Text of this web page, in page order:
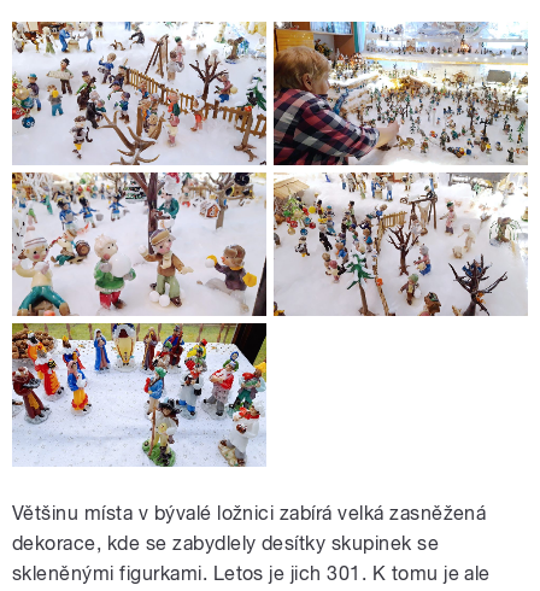
Většinu místa v bývalé ložnici zabírá velká zasněžená
dekorace, kde se zabydlely desítky skupinek se
skleněnými figurkami. Letos je jich 301. K tomu je ale